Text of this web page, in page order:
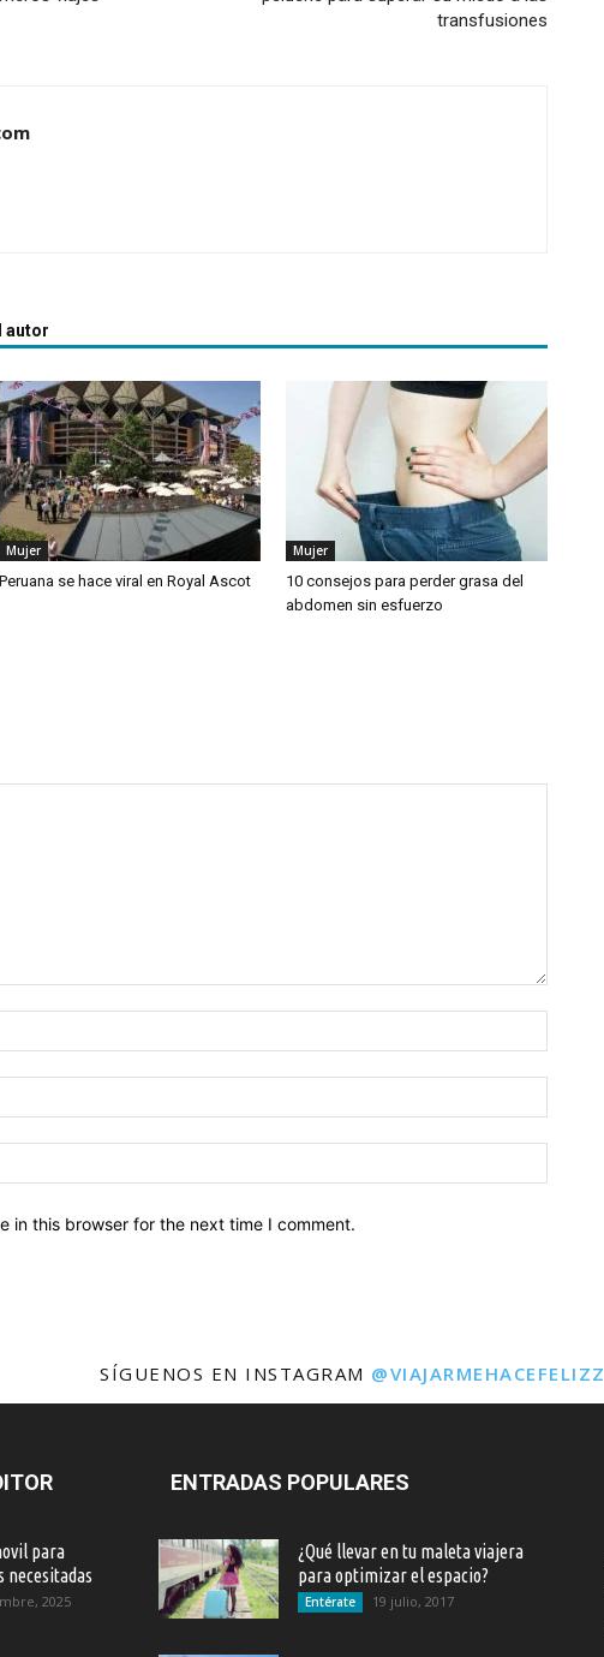
transfusiones
autor
Mujer
Peruana se hace viral en Royal Ascot
Mujer
10 consejos para perder grasa del
abdomen sin esfuerzo
in this browser for the next time I comment.
SÍGUENOS EN INSTAGRAM @VIAJARMEHACEFELIZZ
para
necesitadas
2025
ENTRADAS POPULARES
¿Qué llevar en tu maleta viajera
para optimizar el espacio?
Entérate 19 julio, 2017